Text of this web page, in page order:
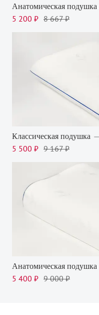
Анатомическая
5 200 ₽ 8 667 ₽
Классическая подушка
5 500 ₽ 9 167 ₽
Анатомическая подушка
5 400 ₽ 9 000 ₽